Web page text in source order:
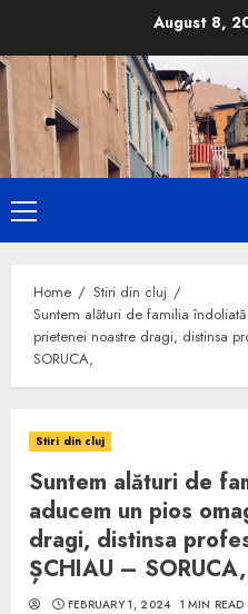
content
August 8,
Primary
Menu
Home
Stiri din cluj
Suntem alături de familia
prietenei noastre dragi, distinsa
SORUCA,
Stiri din cluj
Suntem alături de
aducem un pios
dragi, distinsa
ȘCHIAU – SORUCA,
FEBRUARY 1, 2024 1 MIN READ